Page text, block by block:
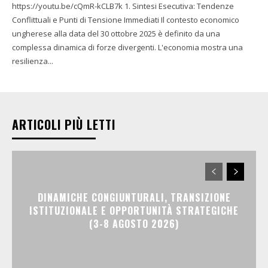
https://youtu.be/cQmR-kCLB7k 1. Sintesi Esecutiva: Tendenze
Conflittuali e Punti di Tensione Immediati Il contesto economico
ungherese alla data del 30 ottobre 2025 è definito da una
complessa dinamica di forze divergenti. L'economia mostra una
resilienza...
ARTICOLI PIÙ LETTI
DINAMICHE CONGIUNTURALI, TRANSIZIONE
ISTITUZIONALE E OPPORTUNITÀ STRATEGICHE
(3-8 AGOSTO 2026)